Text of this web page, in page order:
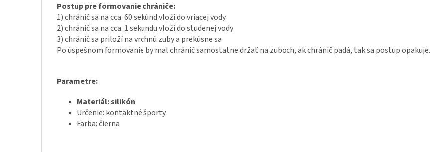
Postup pre formovanie chrániče:
1) chránič sa na cca. 60 sekúnd vloží do vriacej vody
2) chránič sa na cca. 1 sekundu vloží do studenej vody
3) chránič sa priloží na vrchnú zuby a prekúsne sa
Po úspešnom formovanie by mal chránič samostatne držať na zuboch, ak chránič padá, tak sa postup opakuje.
Parametre:
Materiál: silikón
Určenie: kontaktné športy
Farba: čierna